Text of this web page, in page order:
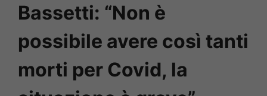
Bassetti: “Non è
possibile avere così tanti
morti per Covid, la